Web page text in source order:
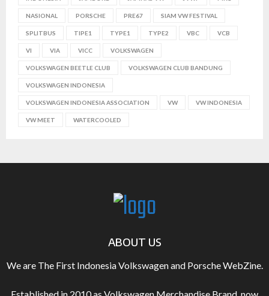
NASIONAL PORSCHE PRE67 SIAM VW FESTIVAL
SPLITBUS TIPE1 TYPE1 TYPE2 VBC VCB
VI VIA VICC VOLKSWAGEN
VOLKSWAGEN BEETLE CLUB VOLKSWAGEN CLUB BANDUNG
VOLKSWAGEN INDONESIA
VOLKSWAGEN INDONESIA ASSOCIATION VW VW INDONESIA
VW MEET WATERCOOLED
ABOUT US
We are The First Indonesia Volkswagen and Porsche WebZine.